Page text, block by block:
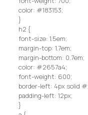
color: #183153;
}
h2 {
font-size: 1.5em;
margin-top: 1.7em;
margin-bottom: 0.7em;
color: #2657a4;
font-weight: 600;
border-left: 4px solid
padding-left: 12px;
}